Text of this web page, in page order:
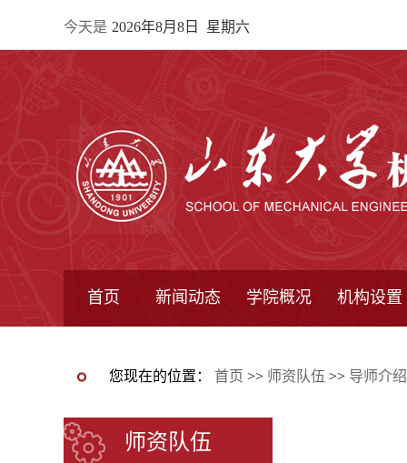
今天是 2026年8月8日 星期六
首页 新闻动态 学院概况 机构设置
您现在的位置： 首页 >> 师资队伍 >> 导师介绍
师资队伍